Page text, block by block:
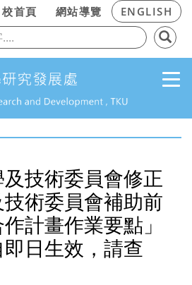
校首頁 網站導覽 ENGLISH
技術委員會修正
技術委員會補助前
計畫作業要點」
日生效，請查